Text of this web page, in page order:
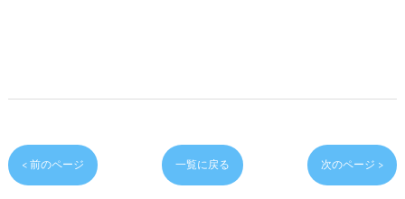
< 前のページ 一覧に戻る 次のページ >